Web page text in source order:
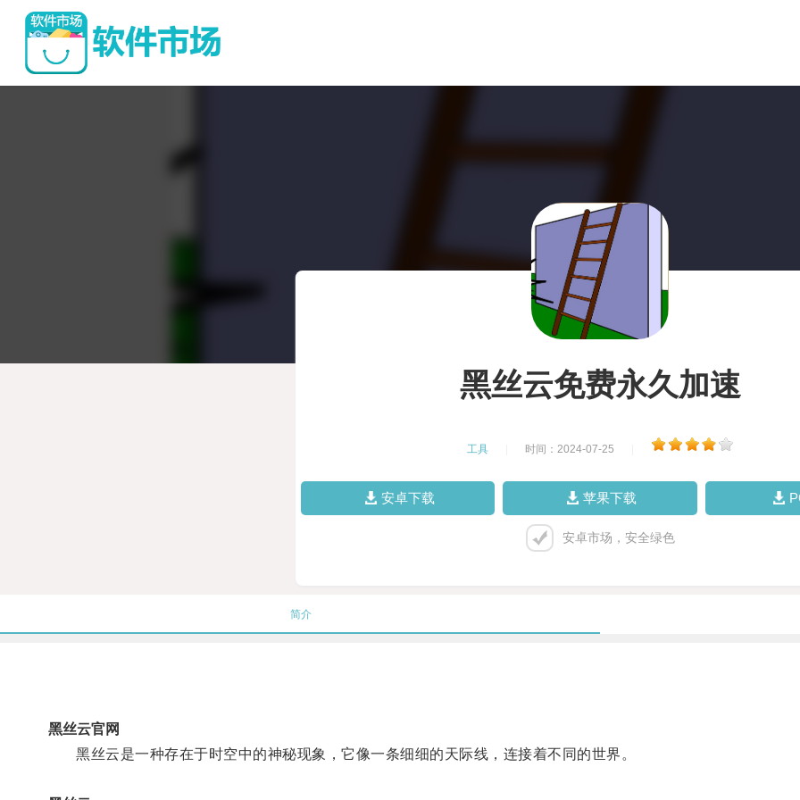
黑丝云免费永久加速
工具 时间：2024-07-25
安卓下载 苹果下载
安卓市场，安全绿色
简介
黑丝云官网
黑丝云是一种存在于时空中的神秘现象，它像一条细细的天际线，连接着不同的世界。